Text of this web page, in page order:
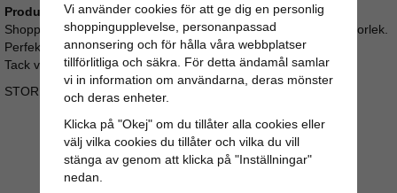
Produktbeskrivning:
Shoppingkasse i 100% bomull. Snygg shoppingpåse i smidig storlek.
Perfekt som extra väska, på stranden eller när du ska handla.
Tack vare nätet blir påsen stretchig och blir väldigt rymlig.
STORLEK: B: 30cm H: 75cm
Vi använder cookies för att ge dig en personlig
shoppingupplevelse, personanpassad
annonsering och för hålla våra webbplatser
tillförlitliga och säkra. För detta ändamål samlar
vi in information om användarna, deras mönster
och deras enheter.
Klicka på "Okej" om du tillåter alla cookies eller
välj vilka cookies du tillåter och vilka du vill
stänga av genom att klicka på "Inställningar"
nedan.